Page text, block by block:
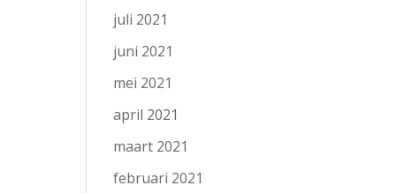
juli 2021
juni 2021
mei 2021
april 2021
maart 2021
februari 2021